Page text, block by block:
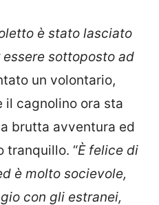
è stato lasciato
sottoposto ad
un volontario,
il cagnolino ora sta
brutta avventura ed
tranquillo. “È felice di
è molto socievole,
con gli estranei,